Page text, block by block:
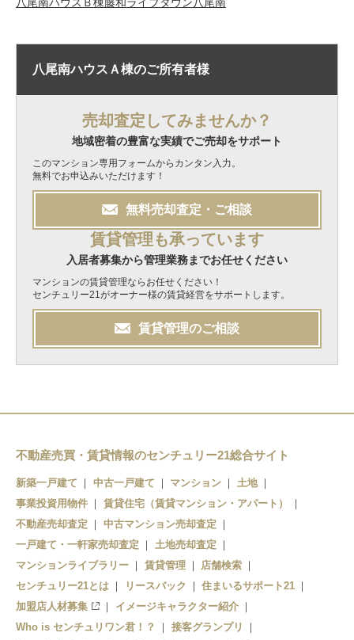
八尾南ハウスＡ棟のご所有者様
売却査定してみませんか？
地域密着の豊富な実績でご売却をサポート
このマンション専用フォームからカンタン入力。
無料でお申込みいただけます！
無料売却査定・ご相談
賃貸管理も承っています
入居者募集から管理業務までお任せください
マンションの賃貸管理ならお任せください！
センチュリー21がオーナー様の賃貸経営をサポートします。
賃貸管理のご相談
不動産売買・賃貸情報のセンチュリー21総合サイト
新築一戸建て 中古一戸建て マンション
土地
事業投資用物件
賃貸住宅（賃貸マンション・アパート）
不動産売却査定
中古マンション売却査定
一戸建て・一軒家売却査定
土地売却査定
マンションライブラリー
賃貸管理
店舗検索
センチュリー21とは
リースバック
住まいるサポート21
加盟店人材募集
イメージキャラクター紹介
Who is センチュリワン君！？
接客グランプリ